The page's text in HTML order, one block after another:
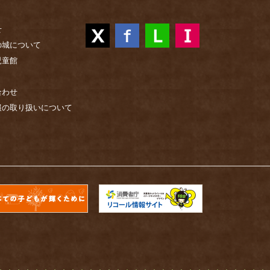
について
館
せ
取り扱いについて